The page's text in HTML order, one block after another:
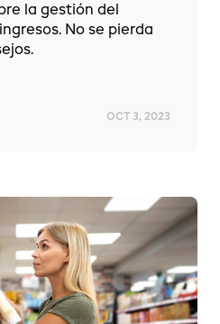
la gestión del
No se pierda
OCT 3, 2023